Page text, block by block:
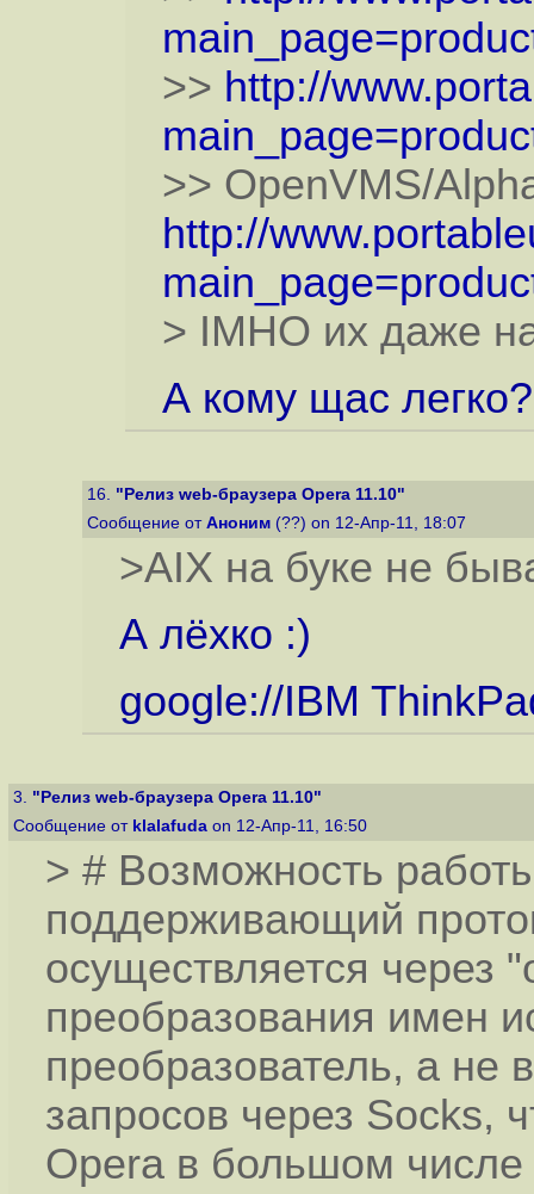
>> http://
>> OpenVMS/
http://
> IMHO их даже
А кому щас
16. "Релиз web-браузера Opera 11.10"
Сообщение от Аноним (??) on 12-Апр-11, 18:07
>AIX на буке не
А лёхко :)
google://IBM
3. "Релиз web-браузера Opera 11.10"
Сообщение от klalafuda on 12-Апр-11, 16:50
> # Возможность
поддерживающий
осуществляется через
преобразования имен
преобразователь, а не
запросов через Socks,
Opera в большом числе